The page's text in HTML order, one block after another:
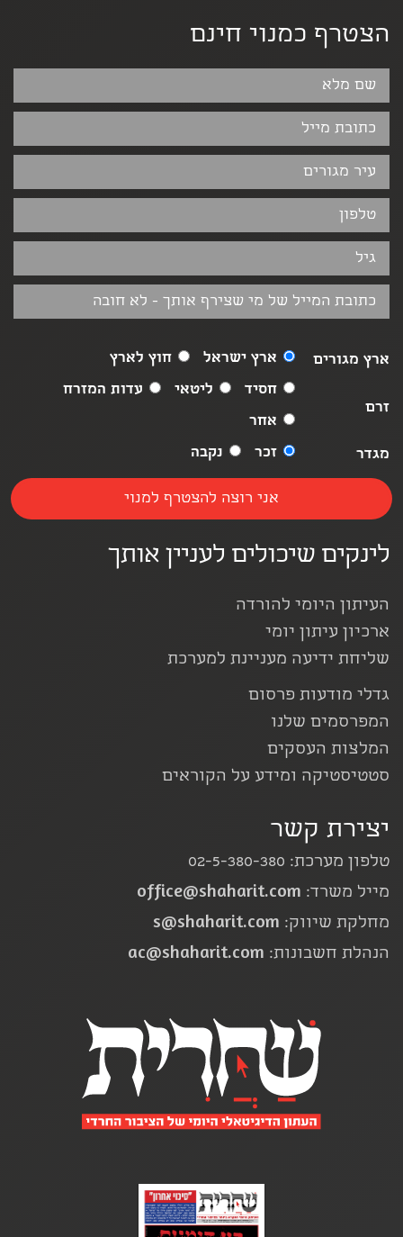
הצטרף כמנוי חינם
ארץ מגורים ארץ ישראל חוץ לארץ
זרם
חסיד ליטאי
עדות המזרח
אחר
מגדר
זכר נקבה
לינקים שיכולים לעניין אותך
העיתון היומי להורדה
ארכיון עיתון יומי
שליחת ידיעה מעניינת למערכת
גדלי מודעות פרסום
המפרסמים שלנו
המלצות העסקים
סטטיסטיקה ומידע על הקוראים
יצירת קשר
טלפון מערכת: 02-5-380-380
מייל משרד: office@shaharit.com
מחלקת שיווק: s@shaharit.com
הנהלת חשבונות: ac@shaharit.com